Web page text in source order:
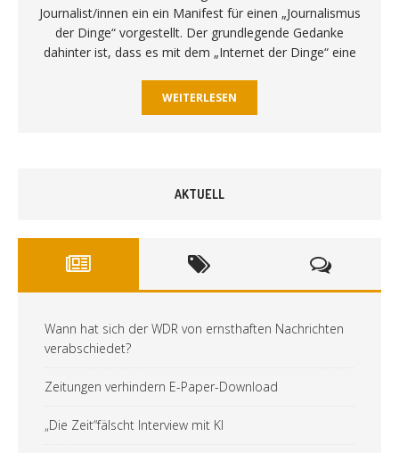
Journalist/innen ein ein Manifest für einen „Journalismus
der Dinge“ vorgestellt. Der grundlegende Gedanke
dahinter ist, dass es mit dem „Internet der Dinge“ eine
WEITERLESEN
AKTUELL
Wann hat sich der WDR von ernsthaften Nachrichten
verabschiedet?
Zeitungen verhindern E-Paper-Download
„Die Zeit“fälscht Interview mit KI